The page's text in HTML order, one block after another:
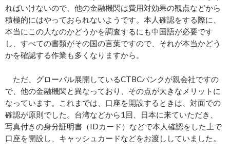
ればいけないので、他の金融機関は費用対効果の観点などから
積極的にはやっておられないようです。本人確認をする際に、
本当にこの人なのかどうかを調査するにも中国語が必要です
し、すべての書類がその国の言葉ですので、それが本当かどう
かを確認する作業も多くなりますから。
ただ、グローバル展開しているCTBCバンクが親会社ですの
で、他の金融機関と異なっており、その点が大きなメリットに
なっています。これまでは、口座を開設するときは、対面での
確認が原則でした。台湾などから1回、日本に来ていただき、
写真付きの身分証明書（IDカード）などで本人確認をした上で
口座を開設し、キャッシュカードなどをお渡ししていました。